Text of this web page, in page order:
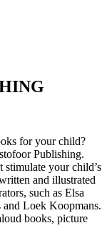
for your child?
Publishing.
stimulate your child’s
and illustrated
such as Elsa
Loek Koopmans.
books, picture